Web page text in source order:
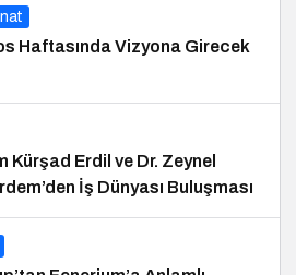
Haftasında Vizyona Girecek
Kürşad Erdil ve Dr. Zeynel
İş Dünyası Buluşması